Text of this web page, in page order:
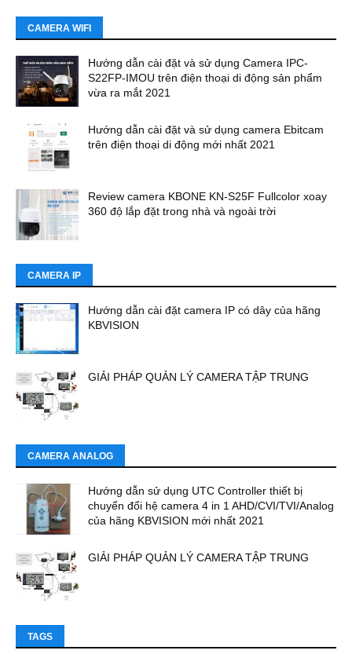
CAMERA WIFI
Hướng dẫn cài đặt và sử dụng Camera IPC-
S22FP-IMOU trên điện thoại di động sản phẩm
vừa ra mắt 2021
Hướng dẫn cài đặt và sử dụng camera Ebitcam
trên điện thoại di động mới nhất 2021
Review camera KBONE KN-S25F Fullcolor xoay
360 độ lắp đặt trong nhà và ngoài trời
CAMERA IP
Hướng dẫn cài đặt camera IP có dây của hãng
KBVISION
GIẢI PHÁP QUẢN LÝ CAMERA TẬP TRUNG
CAMERA ANALOG
Hướng dẫn sử dụng UTC Controller thiết bị
chuyển đổi hệ camera 4 in 1 AHD/CVI/TVI/Analog
của hãng KBVISION mới nhất 2021
GIẢI PHÁP QUẢN LÝ CAMERA TẬP TRUNG
TAGS